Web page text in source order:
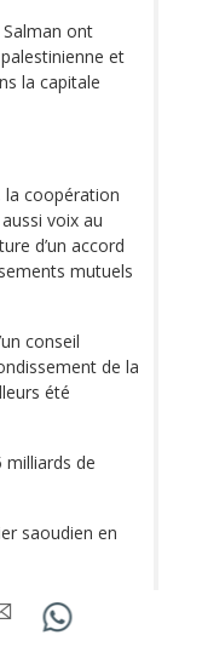
ont
et
la capitale
la coopération
voix au
d’un accord
mutuels
conseil
de la
été
milliards de
saoudien en